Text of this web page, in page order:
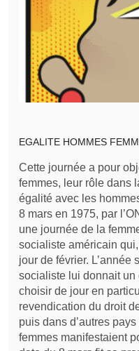
EGALITE HOMMES
Cette journée a pour
femmes, leur rôle dans
égalité avec les
8 mars en 1975, par
une journée de la
socialiste américain
jour de février. L’année
socialiste lui donnait
choisir de jour en
revendication du droit
puis dans d’autres
femmes manifestaient